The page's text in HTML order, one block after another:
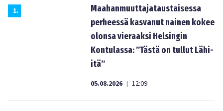
1.
Maahanmuuttajataustaisessa
perheessä kasvanut nainen kokee
olonsa vieraaksi Helsingin
Kontulassa: ”Tästä on tullut Lähi-
itä”
05.08.2026 | 12:09